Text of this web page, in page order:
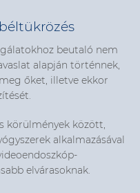
beutaló nem
alapján történnek,
őket, illetve ekkor
körülmények között,
alkalmazásával
elvárasoknak.